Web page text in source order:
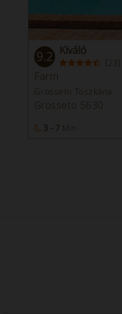
9.2 Kiváló
(23 )
Farm
Grosseto Toszkána
Grosseto 5630
3 - 7 Min